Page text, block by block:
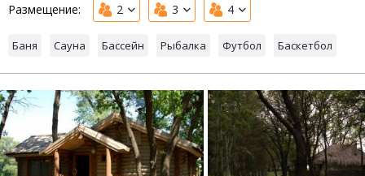
Размещение: 2 3 4
Баня Сауна Бассейн Рыбалка Футбол Баскетбол